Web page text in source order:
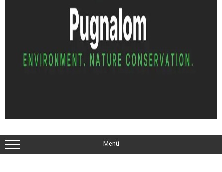
Menü